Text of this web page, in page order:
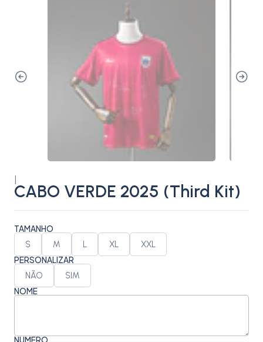
CABO VERDE 2025 (Third Kit)
TAMANHO
S M L XL XXL
PERSONALIZAR
NÃO SIM
NOME
NÚMERO